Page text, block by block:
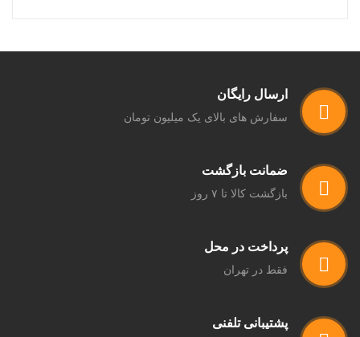
ارسال رایگان
سفارش های بالای یک میلیون تومان
ضمانت بازگشت
بازگشت کالا تا ۷ روز
پرداخت در محل
فقط در تهران
پشتیبانی تلفنی